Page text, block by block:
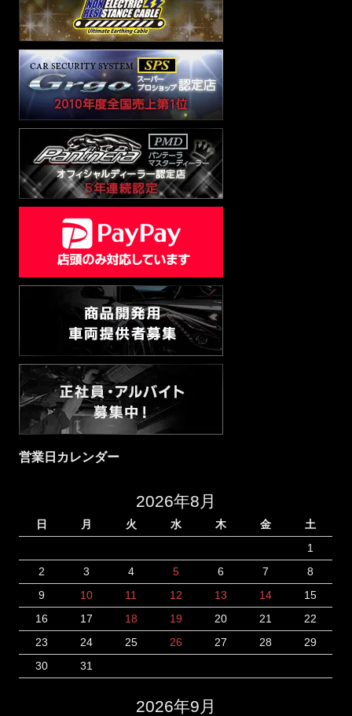
営業日カレンダー
2026年8月
日 月 火 水 木 金
土
1
2
3 4 5 6 7
8
9
10 11 12 13 14
15
16
17 18 19 20 21
22
23
24 25 26 27 28
29
30
31
2026年9月